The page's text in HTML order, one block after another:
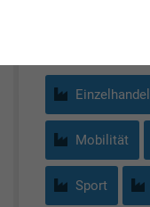
Einzelhandel
Mobilität
Sport